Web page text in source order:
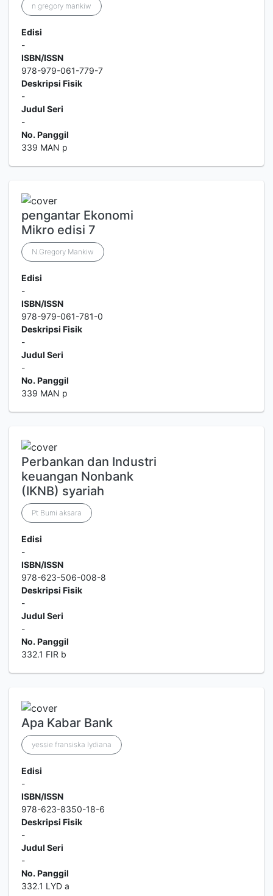
n gregory mankiw
Edisi
-
ISBN/ISSN
978-979-061-779-7
Deskripsi Fisik
-
Judul Seri
-
No. Panggil
339 MAN p
pengantar Ekonomi
Mikro edisi 7
N.Gregory Mankiw
Edisi
-
ISBN/ISSN
978-979-061-781-0
Deskripsi Fisik
-
Judul Seri
-
No. Panggil
339 MAN p
Perbankan dan Industri
keuangan Nonbank
(IKNB) syariah
Pt Bumi aksara
Edisi
-
ISBN/ISSN
978-623-506-008-8
Deskripsi Fisik
-
Judul Seri
-
No. Panggil
332.1 FIR b
Apa Kabar Bank
yessie fransiska lydiana
Edisi
-
ISBN/ISSN
978-623-8350-18-6
Deskripsi Fisik
-
Judul Seri
-
No. Panggil
332.1 LYD a